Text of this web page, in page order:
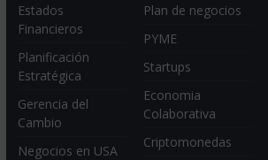
Estados
Financieros
Planificación
Estratégica
Gerencia del
Cambio
Negocios en USA
Plan de negocios
PYME
Startups
Economia
Colaborativa
Criptomonedas